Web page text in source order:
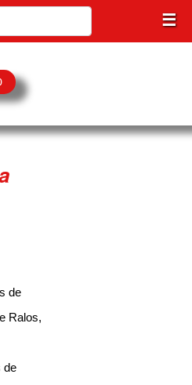
☰
de
Ralos,
de